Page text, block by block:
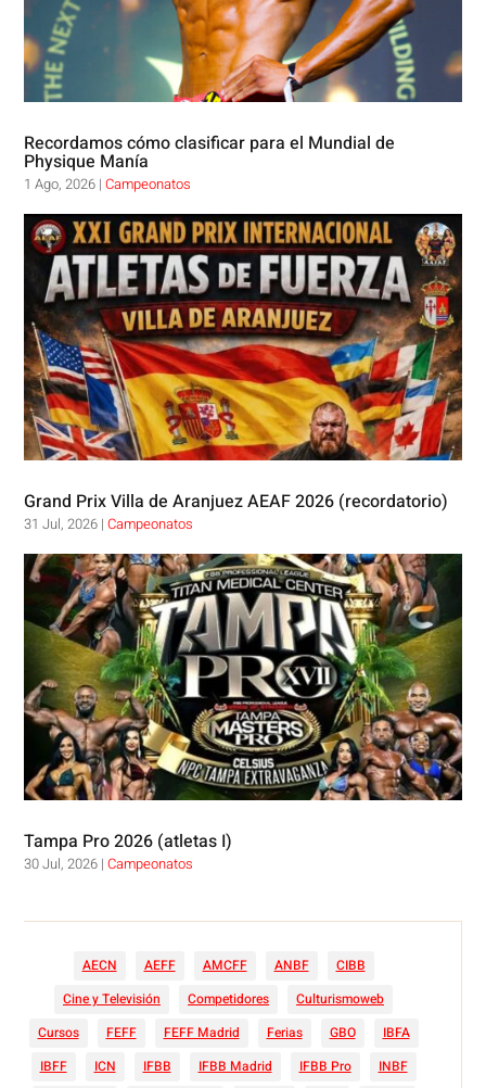
Recordamos cómo clasificar para el Mundial de
Physique Manía
1 Ago, 2026 |Campeonatos
Grand Prix Villa de Aranjuez AEAF 2026 (recordatorio)
31 Jul, 2026 |Campeonatos
Tampa Pro 2026 (atletas I)
30 Jul, 2026 |Campeonatos
AECN AEFF AMCFF ANBF
CIBB
Cine y Televisión
Competidores
Culturismoweb
Cursos
FEFF FEFF Madrid Ferias GBO
IBFA
IBFF
ICN IFBB IFBB Madrid IFBB Pro
INBF